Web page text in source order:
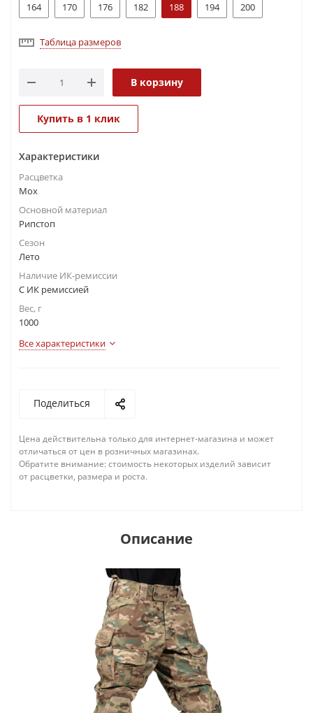
164
170 176 182 188 194 200
Таблица размеров
В корзину
Купить в 1 клик
Характеристики
Расцветка
Мох
Основной материал
Рипстоп
Сезон
Лето
Наличие ИК-ремиссии
С ИК ремиссией
Вес, г
1000
Все характеристики
Поделиться
Цена действительна только для интернет-магазина и может
отличаться от цен в розничных магазинах.
Обратите внимание: стоимость некоторых изделий зависит
от расцветки, размера и роста.
Описание